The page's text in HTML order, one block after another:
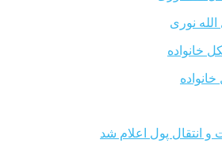
نوری
انتقال پول اعلام شد